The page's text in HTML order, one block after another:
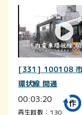
[331] 100108 市
環状線 開通
00:03:20
再生回数：130